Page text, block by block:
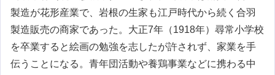
製造が花形産業で、岩根の生家も江戸時代から続く合羽
製造販売の商家であった。大正7年（1918年）尋常小学校
を卒業すると絵画の勉強を志したが許されず、家業を手
伝うことになる。青年団活動や養鶏事業などに携わる中